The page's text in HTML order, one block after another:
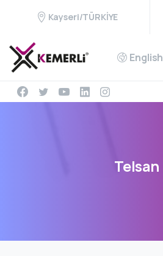
Kayseri/TÜRKİYE
English
Telsan